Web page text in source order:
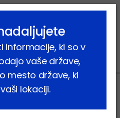
lock_outline search menu
December
informacije, ki so v
vaše države,
mesto države, ki
lokaciji.